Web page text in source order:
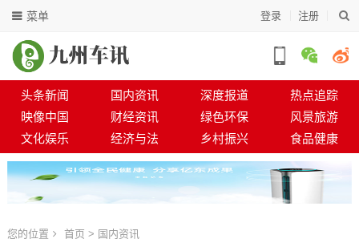
登录 注册
菜单
头条新闻 国内资讯 深度报道
热点追踪
映像中国
财经资讯 绿色环保
风景旅游
文化娱乐
经济与法 乡村振兴 食品健康
您的位置 首页 > 国内资讯